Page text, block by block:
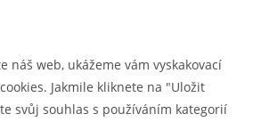
ostatní
náš web, ukážeme vám vyskakovací
Jakmile kliknete na "Uložit
svůj souhlas s používáním kategorií